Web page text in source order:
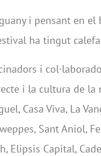
i pensant en
ha tingut
i
i la cultura de la
Casa Viva, La
Sant Aniol,
Elipsis Capital,